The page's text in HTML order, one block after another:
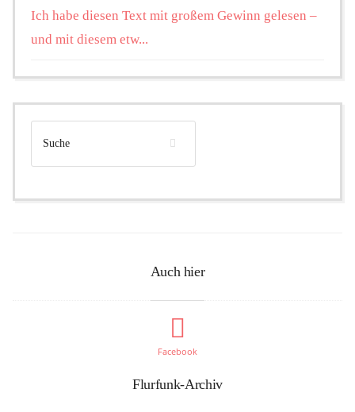
Ich habe diesen Text mit großem Gewinn gelesen –
und mit diesem etw...
Auch hier
Facebook
Flurfunk-Archiv